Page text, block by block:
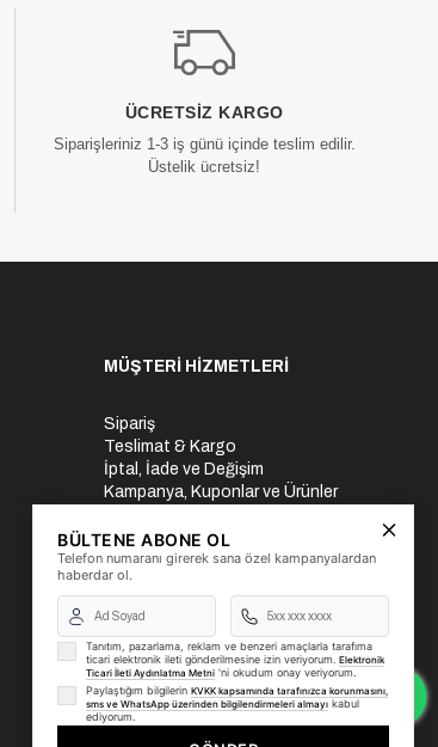
ÜCRETSIZ KARGO
Siparişleriniz 1-3 iş günü içinde teslim edilir.
Üstelik ücretsiz!
MÜŞTERİ HİZMETLERİ
Sipariş
Teslimat & Kargo
İptal, İade ve Değişim
Kampanya, Kuponlar ve Ürünler
Üyelik İşlemleri
Yurtdışı Gönderi
BÜLTENE ABONE OL
Telefon numaranı girerek sana özel kampanyalardan
haberdar ol.
Tanıtım, pazarlama, reklam ve benzeri amaçlarla tarafıma
ticari elektronik ileti gönderilmesine izin veriyorum. Elektronik
Ticari İleti Aydınlatma Metni 'ni okudum onay veriyorum.
Paylaştığım bilgilerin KVKK kapsamında tarafınızca korunmasını,
sms ve WhatsApp üzerinden bilgilendirmeleri almayı kabul
ediyorum.